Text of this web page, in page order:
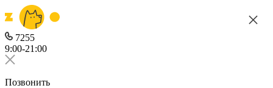
7255
9:00-21:00
Позвонить